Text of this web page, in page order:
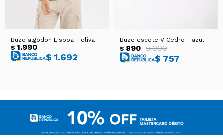
Buzo algodon Lisboa - oliva
$ 1.990
$ 1.692
Buzo escote V Cedro - azul
$ 890 $ 990
$ 757